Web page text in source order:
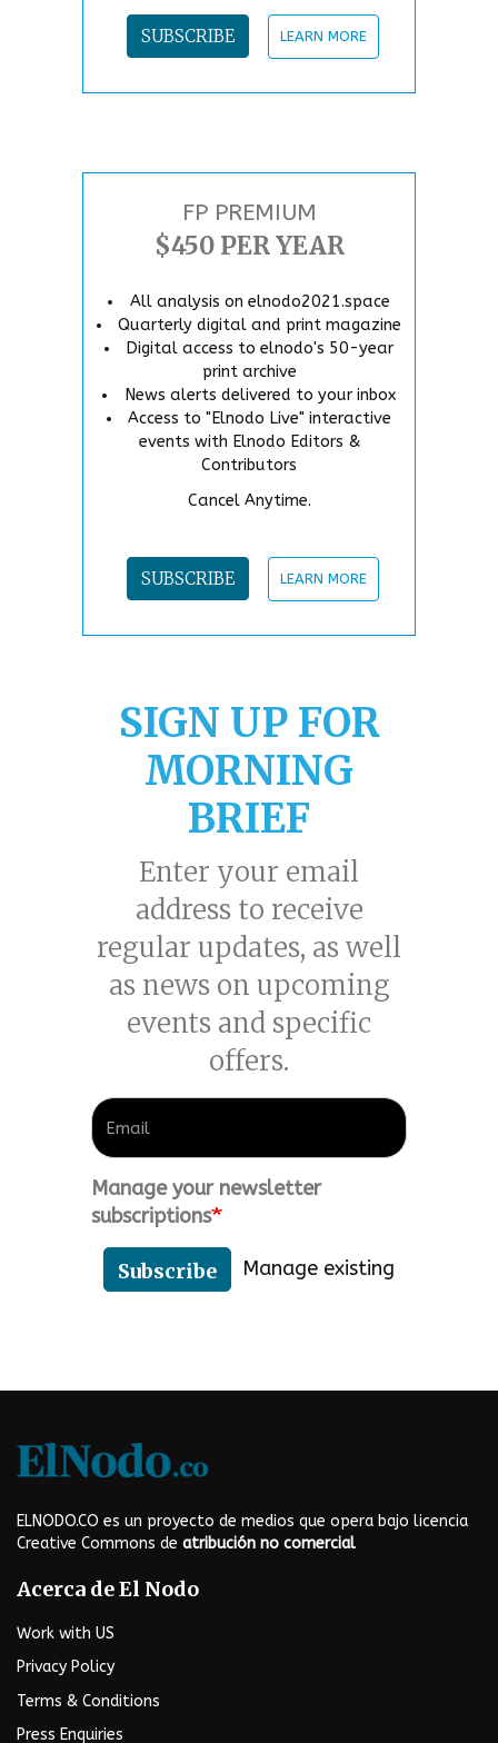
SUBSCRIBE LEARN MORE
FP PREMIUM
$450 PER YEAR
All analysis on elnodo2021.space
Quarterly digital and print magazine
Digital access to elnodo's 50-year
print archive
News alerts delivered to your inbox
Access to "Elnodo Live" interactive
events with Elnodo Editors &
Contributors
Cancel Anytime.
SUBSCRIBE LEARN MORE
SIGN UP FOR
MORNING
BRIEF
Enter your email
address to receive
regular updates, as well
as news on upcoming
events and specific
offers.
Manage your newsletter
subscriptions
Subscribe Manage existing
ELNODO.CO es un proyecto de medios que opera bajo licencia
Creative Commons de atribución no comercial
Acerca de El Nodo
Work with US
Privacy Policy
Terms & Conditions
Press Enquiries